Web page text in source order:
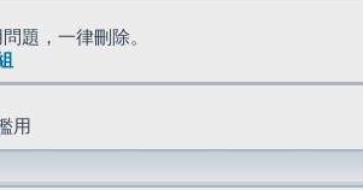
題，一律刪除。
用